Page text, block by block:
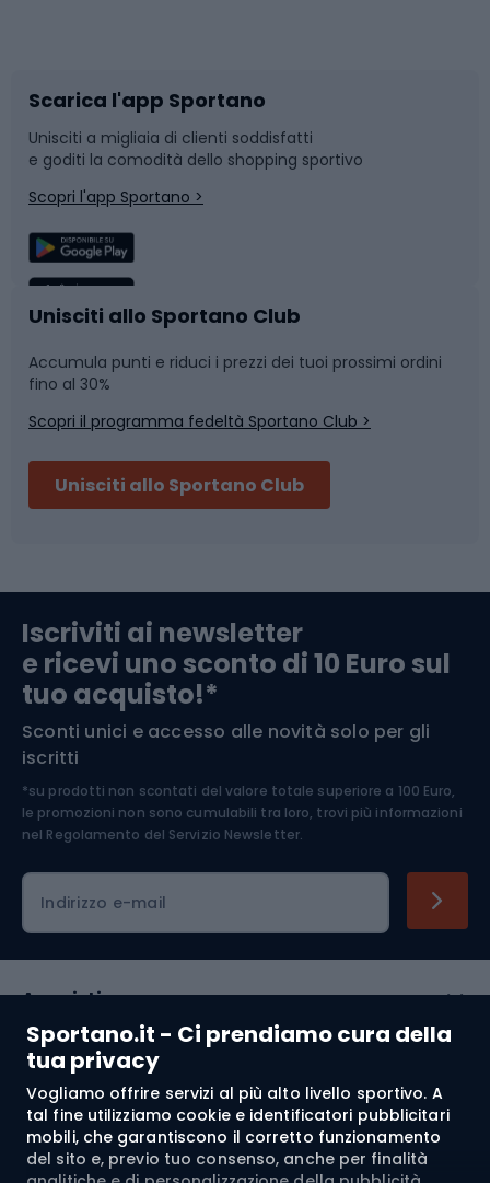
Sportano.it - Ci prendiamo cura della
tua privacy
Vogliamo offrire servizi al più alto livello sportivo. A
tal fine utilizziamo cookie e identificatori pubblicitari
mobili, che garantiscono il corretto funzionamento
del sito e, previo tuo consenso, anche per finalità
Bushcraft
Corsa
Sport di squadra
Caschi da ciclismo
Skitouring
Abbigliamento da escursionismo
Slitte e slittini
Snowboard
Camminata nordica
Nuoto
Pattinaggio
Componenti per biciclette
Arrampicata
Medicina dello sport
Abbigliamento ciclistico
Scarica l'app Sportano
Unisciti a migliaia di clienti soddisfatti
e goditi la comodità dello shopping sportivo
Scopri l'app Sportano >
Unisciti allo Sportano Club
Accumula punti e riduci i prezzi dei tuoi prossimi ordini
fino al 30%
Scopri il programma fedeltà Sportano Club >
Unisciti allo Sportano Club
Iscriviti ai newsletter
e ricevi uno sconto di 10 Euro sul
tuo acquisto!*
Sconti unici e accesso alle novità solo per gli
iscritti
*su prodotti non scontati del valore totale superiore a 100 Euro,
le promozioni non sono cumulabili tra loro, trovi più informazioni
nel Regolamento del Servizio Newsletter.
Indirizzo e-mail
Acquisti
Servizio clienti
Regolamento
Chi siamo